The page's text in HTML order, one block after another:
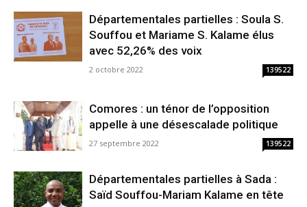
Départementales partielles : Soula S.
Souffou et Mariame S. Kalame élus
avec 52,26% des voix
2 octobre 2022 139522
Comores : un ténor de l’opposition
appelle à une désescalade politique
27 septembre 2022 139522
Départementales partielles à Sada :
Saïd Souffou-Mariam Kalame en tête